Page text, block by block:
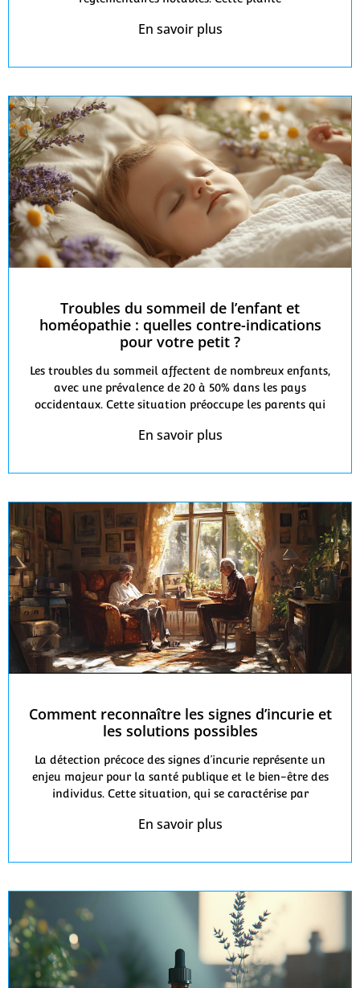
En savoir plus
Troubles du sommeil de l’enfant et
homéopathie : quelles contre-indications
pour votre petit ?
Les troubles du sommeil affectent de nombreux enfants,
avec une prévalence de 20 à 50% dans les pays
occidentaux. Cette situation préoccupe les parents qui
En savoir plus
Comment reconnaître les signes d’incurie et
les solutions possibles
La détection précoce des signes d’incurie représente un
enjeu majeur pour la santé publique et le bien-être des
individus. Cette situation, qui se caractérise par
En savoir plus